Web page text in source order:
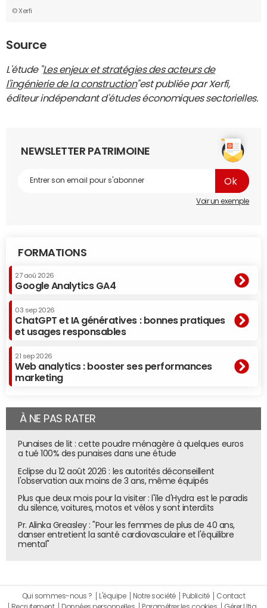
© Xerfi
Source
L'étude "Les enjeux et stratégies des acteurs de
l'ingénierie de la construction"est publiée par Xerfi,
éditeur indépendant d'études économiques sectorielles.
NEWSLETTER PATRIMOINE
Voir un exemple
FORMATIONS
27 aoû 2026
Google Analytics GA4
03 sep 2026
ChatGPT et IA génératives : bonnes pratiques
et usages responsables
21 sep 2026
Web analytics : booster ses performances
marketing
À NE PAS RATER
Punaises de lit : cette poudre ménagère à quelques euros
a tué 100% des punaises dans une étude
Eclipse du 12 août 2026 : les autorités déconseillent
l'observation aux moins de 3 ans, même équipés
Plus que deux mois pour la visiter : l'île d'Hydra est le paradis
du silence, voitures, motos et vélos y sont interdits
Pr. Alinka Greasley : "Pour les femmes de plus de 40 ans,
danser entretient la santé cardiovasculaire et l'équilibre
mental"
Qui sommes-nous ? L'équipe Notre société Publicité
Contact